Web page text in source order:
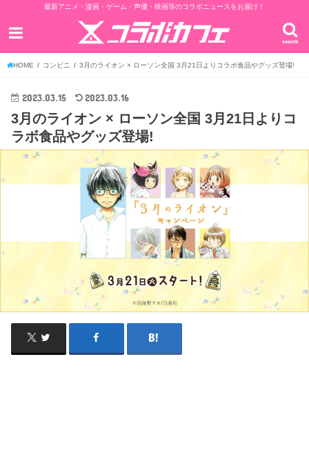
最新アニメ・漫画・ゲーム・声優・映画等のコラボニュースをお届け！
search
HOME コンビニ 3月のライオン × ローソン全国 3月21日よりコラボ食品やグッズ登場!
2023.03.15 2023.03.16
3月のライオン × ローソン全国 3月21日よりコ
ラボ食品やグッズ登場!